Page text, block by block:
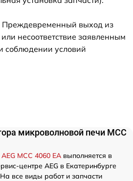
выход из
несоответствие заявленным
соблюдении условий
микроволновой печи MCC
MCC 4060 EA выполняется в
центре AEG в Екатеринбурге
все виды работ и запчасти